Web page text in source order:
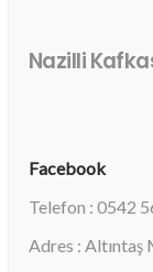
Nazilli
Facebook
Telefon : 0542
Adres :